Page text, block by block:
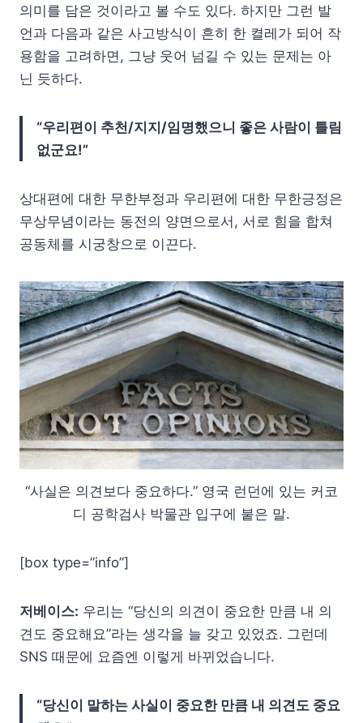
의미를 담은 것이라고 볼 수도 있다. 하지만 그런 발
언과 다음과 같은 사고방식이 흔히 한 켤레가 되어 작
용함을 고려하면, 그냥 웃어 넘길 수 있는 문제는 아
닌 듯하다.
“우리편이 추천/지지/임명했으니 좋은 사람이 틀림
없군요!”
상대편에 대한 무한부정과 우리편에 대한 무한긍정은
무상무념이라는 동전의 양면으로서, 서로 힘을 합쳐
공동체를 시궁창으로 이끈다.
“사실은 의견보다 중요하다.” 영국 런던에 있는 커코
디 공학검사 박물관 입구에 붙은 말.
[box type=”info”]
저베이스: 우리는 “당신의 의견이 중요한 만큼 내 의
견도 중요해요”라는 생각을 늘 갖고 있었죠. 그런데
SNS 때문에 요즘엔 이렇게 바뀌었습니다.
“당신이 말하는 사실이 중요한 만큼 내 의견도 중요